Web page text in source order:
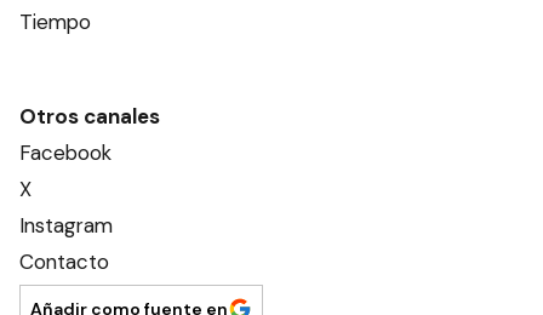
Tiempo
Otros canales
Facebook
X
Instagram
Contacto
Añadir como fuente en